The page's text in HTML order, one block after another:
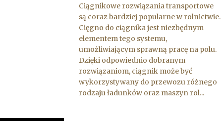
Ciągnikowe rozwiązania transportowe
są coraz bardziej popularne w rolnictwie.
Cięgno do ciągnika jest niezbędnym
elementem tego systemu,
umożliwiającym sprawną pracę na polu.
Dzięki odpowiednio dobranym
rozwiązaniom, ciągnik może być
wykorzystywany do przewozu różnego
rodzaju ładunków oraz maszyn rol...